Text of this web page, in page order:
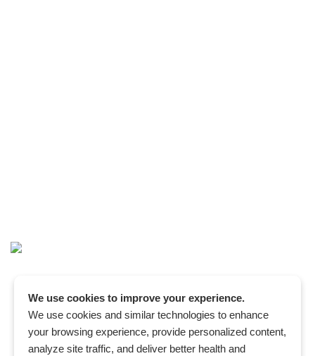
We use cookies to improve your experience.
We use cookies and similar technologies to enhance
your browsing experience, provide personalized content,
analyze site traffic, and deliver better health and